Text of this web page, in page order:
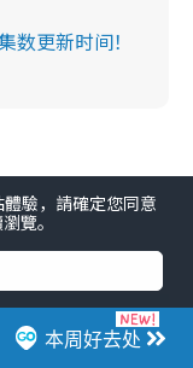
更新时间！
《爱·回家》隐形富豪卧虎藏龙！盘点12位财气逼人的有钱艺人：这位美女3亿身家不愁做
本周好去处
驗，請確定您同意
覽。